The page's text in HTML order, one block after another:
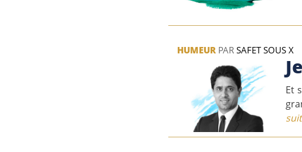
HUMEUR PAR SAFET SOUS X
Et